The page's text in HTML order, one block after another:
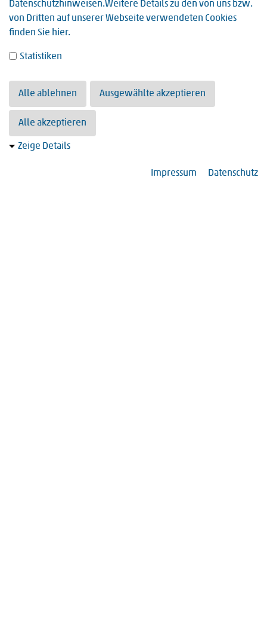
50. Tag der offenen Tür EBZ/ZNA
Kontakt Sankt Vincentius Krankenhaus Speyer Presse- und
Öffentlichkeitsarbeit Andrea Brönner Holzstr. 4a 67346
Suchergebnisse 41 bis 50 von 403
« <
Datenschutzhinweisen.Weitere Details zu den von uns bzw.
von Dritten auf unserer Webseite verwendeten Cookies
finden Sie hier.
Statistiken
Alle ablehnen Ausgewählte akzeptieren
Alle akzeptieren
Zeige Details
Impressum Datenschutz